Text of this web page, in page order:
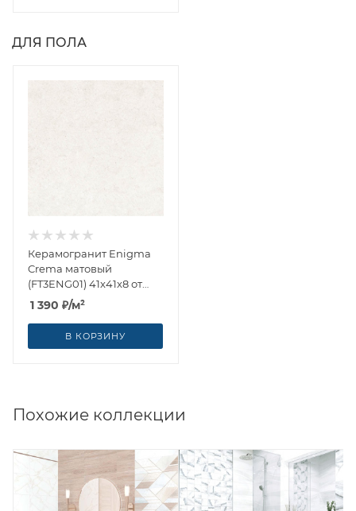
ДЛЯ ПОЛА
Керамогранит Enigma
Crema матовый
(FT3ENG01) 41x41x8 от
AltaCera (Россия)
1 390 ₽/м²
В КОРЗИНУ
Похожие коллекции